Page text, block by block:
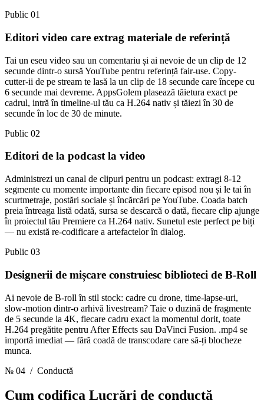
Public 01
Editori video care extrag materiale de referință
Tai un eseu video sau un comentariu și ai nevoie de un clip de 12
secunde dintr-o sursă YouTube pentru referință fair-use. Copy-
cutter-ii de pe stream te lasă la un clip de 18 secunde care începe cu
6 secunde mai devreme. AppsGolem plasează tăietura exact pe
cadrul, intră în timeline-ul tău ca H.264 nativ și tăiezi în 30 de
secunde în loc de 30 de minute.
Public 02
Editori de la podcast la video
Administrezi un canal de clipuri pentru un podcast: extragi 8-12
segmente cu momente importante din fiecare episod nou și le tai în
scurtmetraje, postări sociale și încărcări pe YouTube. Coada batch
preia întreaga listă odată, sursa se descarcă o dată, fiecare clip ajunge
în proiectul tău Premiere ca H.264 nativ. Sunetul este perfect pe biți
— nu există re-codificare a artefactelor în dialog.
Public 03
Designerii de mișcare construiesc biblioteci de B-Roll
Ai nevoie de B-roll în stil stock: cadre cu drone, time-lapse-uri,
slow-motion dintr-o arhivă livestream? Taie o duzină de fragmente
de 5 secunde la 4K, fiecare cadru exact la momentul dorit, toate
H.264 pregătite pentru After Effects sau DaVinci Fusion. .mp4 se
importă imediat — fără coadă de transcodare care să-ți blocheze
munca.
№ 04 / Conductă
Cum codifica Lucrări de conductă